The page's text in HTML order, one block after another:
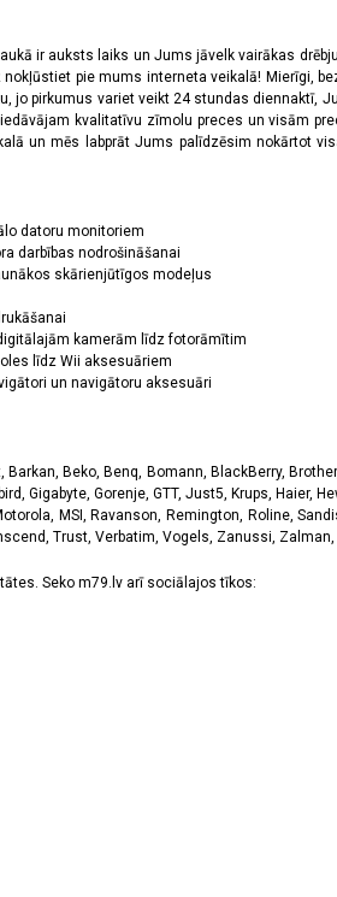
ir auksts laiks un Jums jāvelk vairākas
pie mums interneta veikalā! Mierīgi,
jo pirkumus variet veikt 24 stundas
kvalitatīvu zīmolu preces un visām
un mēs labprāt Jums palīdzēsim nokārtot
datoru monitoriem
darbības nodrošināšanai
skārienjūtīgos modeļus
kamerām līdz fotorāmītim
līdz Wii aksesuāriem
un navigātoru aksesuāri
Beko, Benq, Bomann, BlackBerry,
Gigabyte, Gorenje, GTT, Just5, Krups, Haier,
MSI, Ravanson, Remington, Roline,
Trust, Verbatim, Vogels, Zanussi,
Seko m79.lv arī sociālajos tīkos: